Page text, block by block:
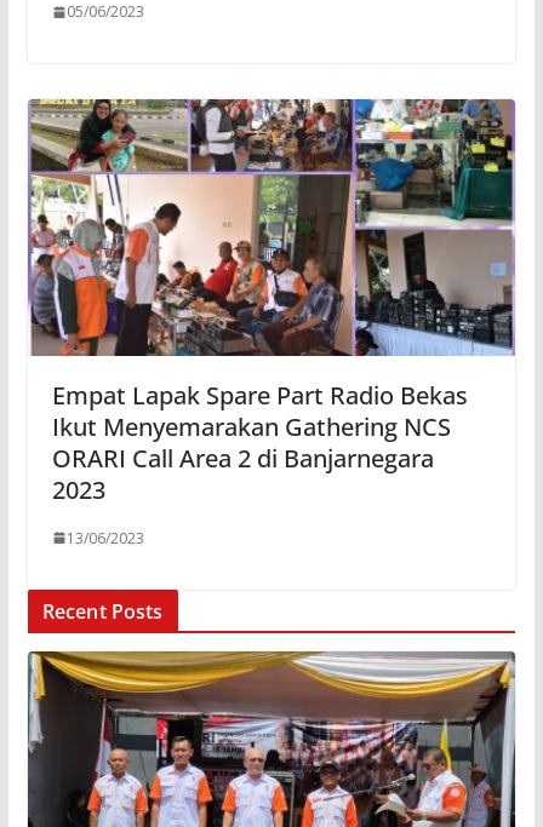
05/06/2023
Empat Lapak Spare Part Radio Bekas
Ikut Menyemarakan Gathering NCS
ORARI Call Area 2 di Banjarnegara
2023
13/06/2023
Recent Posts